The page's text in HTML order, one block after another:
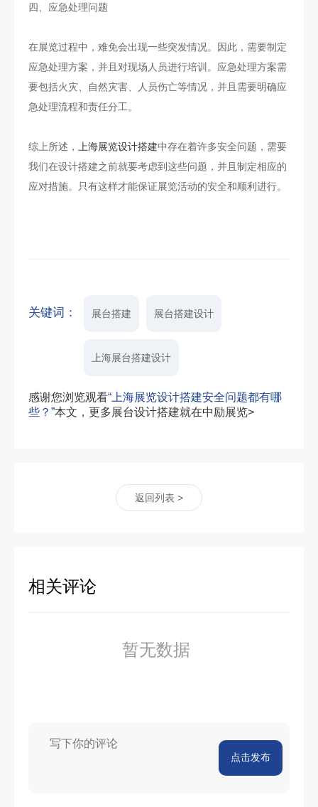
四、应急处理问题
在展览过程中，难免会出现一些突发情况。因此，需要制定
应急处理方案，并且对现场人员进行培训。应急处理方案需
要包括火灾、自然灾害、人员伤亡等情况，并且需要明确应
急处理流程和责任分工。
综上所述， 上海展览设计搭建中存在着许多安全问题，需要
我们在设计搭建之前就要考虑到这些问题，并且制定相应的
应对措施。只有这样才能保证展览活动的安全和顺利进行。
关键词： 展台搭建 展台搭建设计
上海展台搭建设计
感谢您浏览观看“上海展览设计搭建安全问题都有哪
些？”本文，更多展台设计搭建就在中励展览>
返回列表 >
相关评论
暂无数据
点击发布